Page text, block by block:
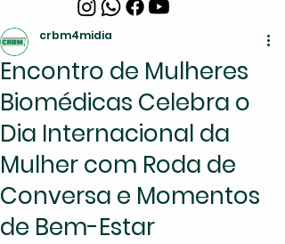
Encontro de Mulheres
Biomédicas Celebra o
Dia Internacional da
Mulher com Roda de
Conversa e Momentos
de Bem-Estar
crbm4midia